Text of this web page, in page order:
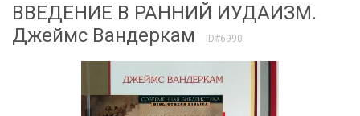
ВВЕДЕНИЕ В РАННИЙ ИУДАИЗМ.
Джеймс Вандеркам
ID#6990